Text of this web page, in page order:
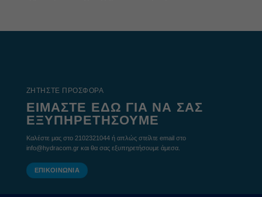
ΖΗΤΗΣΤΕ ΠΡΟΣΦΟΡΑ
ΕΙΜΑΣΤΕ ΕΔΩ ΓΙΑ ΝΑ ΣΑΣ
ΕΞΥΠΗΡΕΤΗΣΟΥΜΕ
Καλέστε μας στο 2102321044 ή απλώς στείλτε email στο
info@hydracom.gr και θα σας εξυπηρετήσουμε άμεσα.
ΕΠΙΚΟΙΝΩΝΙΑ